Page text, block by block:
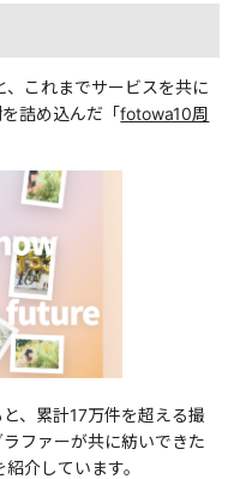
これまでサービスを共に
詰め込んだ「fotowa10周
、累計17万件を超える撮
ファーが共に紡いできた
介しています。